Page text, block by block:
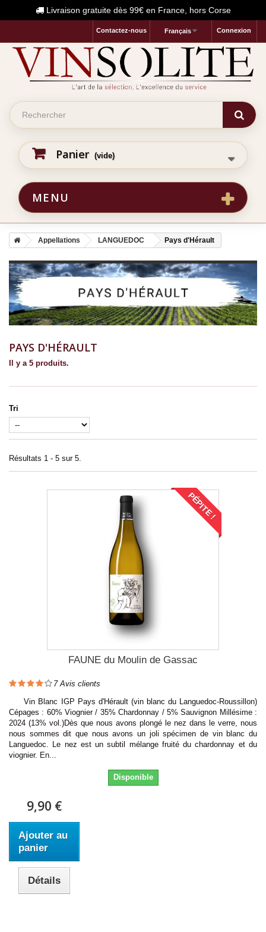
Livraison gratuite dès 99€ en France, hors Corse
Connexion
Français
Contactez-nous
Panier (vide)
MENU
Appellations LANGUEDOC Pays d'Hérault
PAYS D'HÉRAULT
Il y a 5 produits.
Tri
Résultats 1 - 5 sur 5.
PÉPITE !
FAUNE du Moulin de Gassac
7Avis clients
Vin Blanc IGP Pays d'Hérault (vin blanc du Languedoc-Roussillon)
Cépages : 60% Viognier / 35% Chardonnay / 5% Sauvignon Millésime :
2024 (13% vol.)Dès que nous avons plongé le nez dans le verre, nous
nous sommes dit que nous avons un joli spécimen de vin blanc du
Languedoc. Le nez est un subtil mélange fruité du chardonnay et du
viognier. En...
Disponible
9,90 €
Ajouter au
panier
Détails